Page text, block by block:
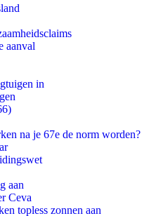
aanval
in
na je 67e de norm worden?
aan
Ceva
topless zonnen aan